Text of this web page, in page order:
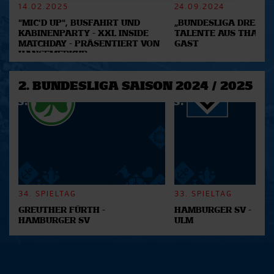
Abschnitt Einzelheiten
Wir verwenden Cookies, um Inhalte und Anzeigen zu
personalisieren, Funktionen für soziale Medien anbieten
analysieren. Außerdem geben wir Informationen zu Ihrer
soziale Medien, Werbung und Analysen weiter. Unsere
Partner führen diese Informationen möglicherweise mit
14.02.2025
"MIC'D UP", BUSFAHRT UND
KABINENPARTY - XXL INSIDE
MATCHDAY - PRÄSENTIERT VON
HANSEMERKUR
24.09.2024
„BUNDESLIGA DREAM
TALENTE AUS
GAST
2. BUNDESLIGA SAISON 2024 / 2025
34. SPIELTAG
GREUTHER FÜRTH -
HAMBURGER SV
33. SPIELTAG
HAMBURGER SV -
ULM